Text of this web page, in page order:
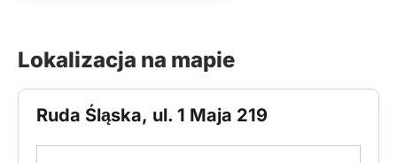
Lokalizacja na mapie
Ruda Śląska, ul. 1 Maja 219